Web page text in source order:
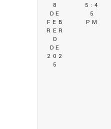
8
DE
FEB
RER
O
DE
202
5
5:4
5
PM